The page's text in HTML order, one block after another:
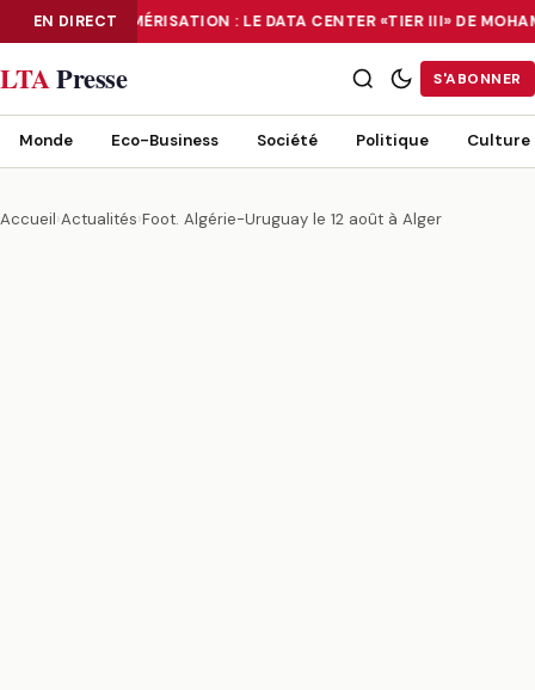
EN DIRECTNUMÉRISATION : LE DATA CENTER «TIER III» DE
NUMÉRISATION : LE DATA CENTER «TIER III» DE MOHAMMADIA, UN
LTAPresse S'ABONNER
Monde Eco-Business Société Politique Culture
Accueil›Actualités›Foot. Algérie-Uruguay le 12 août à Alger